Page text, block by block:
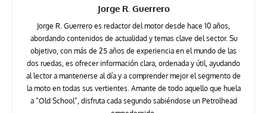
Jorge R. Guerrero
Jorge R. Guerrero es redactor del motor desde hace 10 años,
abordando contenidos de actualidad y temas clave del sector. Su
objetivo, con más de 25 años de experiencia en el mundo de las
dos ruedas, es ofrecer información clara, ordenada y útil, ayudando
al lector a mantenerse al día y a comprender mejor el segmento de
la moto en todas sus vertientes. Amante de todo aquello que huela
a “Old School”, disfruta cada segundo sabiéndose un Petrolhead